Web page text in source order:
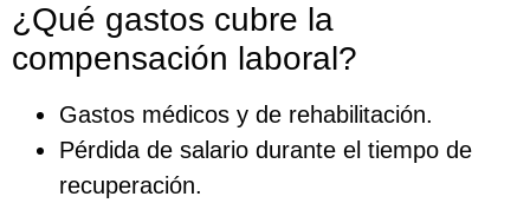
¿Qué gastos cubre la
compensación laboral?
Gastos médicos y de rehabilitación.
Pérdida de salario durante el tiempo de
recuperación.